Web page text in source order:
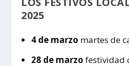
2025
4 de marzo martes de
28 de marzo festividad